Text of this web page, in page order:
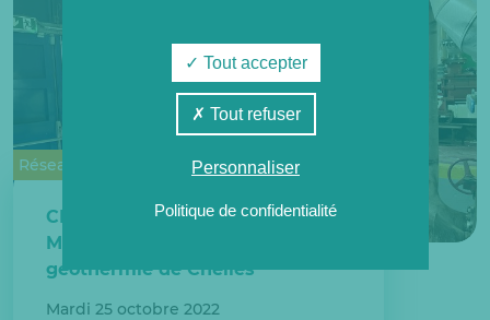
Réseaux de chaleur urbains
CHELLES CHALEUR : Le député
Maxime Laisney découvre la
géothermie de Chelles
Mardi 25 octobre 2022
Tout accepter
Tout refuser
Personnaliser
Politique de confidentialité